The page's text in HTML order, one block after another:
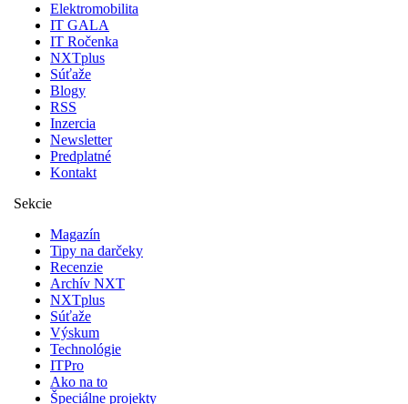
Elektromobilita
IT GALA
IT Ročenka
NXTplus
Súťaže
Blogy
RSS
Inzercia
Newsletter
Predplatné
Kontakt
Sekcie
Magazín
Tipy na darčeky
Recenzie
Archív NXT
NXTplus
Súťaže
Výskum
Technológie
ITPro
Ako na to
Špeciálne projekty